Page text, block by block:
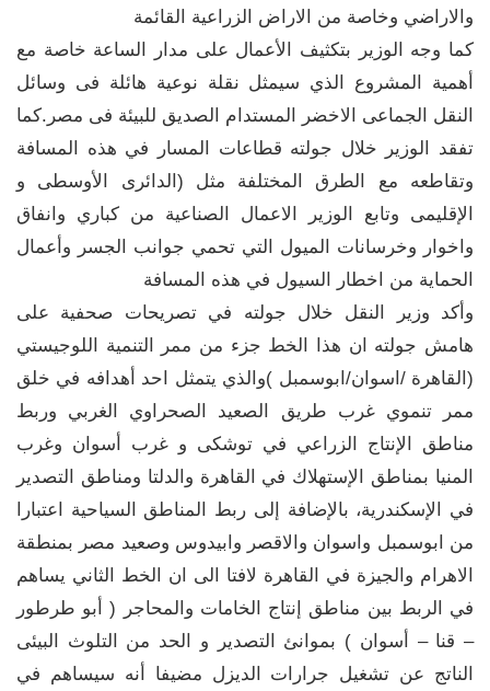
والاراضي وخاصة من الاراض الزراعية القائمة
كما وجه الوزير بتكثيف الأعمال على مدار الساعة خاصة مع
أهمية المشروع الذي سيمثل نقلة نوعية هائلة فى وسائل
النقل الجماعى الاخضر المستدام الصديق للبيئة فى مصر.كما
تفقد الوزير خلال جولته قطاعات المسار في هذه المسافة
وتقاطعه مع الطرق المختلفة مثل (الدائرى الأوسطى و
الإقليمى وتابع الوزير الاعمال الصناعية من كباري وانفاق
واخوار وخرسانات الميول التي تحمي جوانب الجسر وأعمال
الحماية من اخطار السيول في هذه المسافة
وأكد وزير النقل خلال جولته في تصريحات صحفية على
هامش جولته ان هذا الخط جزء من ممر التنمية اللوجيستي
(القاهرة /اسوان/ابوسمبل )والذي يتمثل احد أهدافه في خلق
ممر تنموي غرب طريق الصعيد الصحراوي الغربي وربط
مناطق الإنتاج الزراعي في توشكى و غرب أسوان وغرب
المنيا بمناطق الإستهلاك في القاهرة والدلتا ومناطق التصدير
في الإسكندرية، بالإضافة إلى ربط المناطق السياحية اعتبارا
من ابوسمبل واسوان والاقصر وابيدوس وصعيد مصر بمنطقة
الاهرام والجيزة في القاهرة لافتا الى ان الخط الثاني يساهم
في الربط بين مناطق إنتاج الخامات والمحاجر ( أبو طرطور
– قنا – أسوان ) بموانئ التصدير و الحد من التلوث البيئى
الناتج عن تشغيل جرارات الديزل مضيفا أنه سيساهم في